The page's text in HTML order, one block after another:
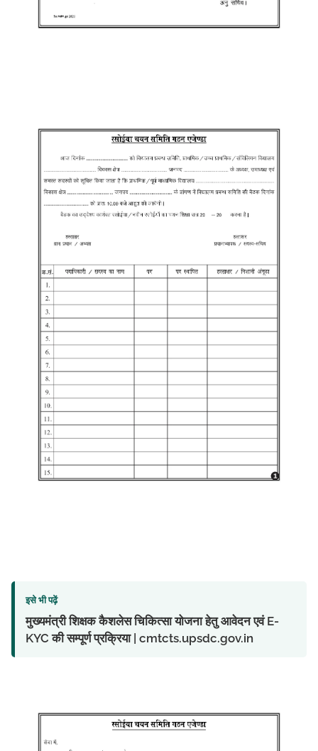
इसे भी पढ़ें
मुख्यमंत्री शिक्षक कैशलेस चिकित्सा योजना हेतु आवेदन एवं E-
KYC की सम्पूर्ण प्रक्रिया | cmtcts.upsdc.gov.in